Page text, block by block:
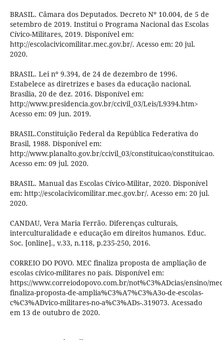
BRASIL. Câmara dos Deputados. Decreto Nº 10.004, de 5 de
setembro de 2019. Institui o Programa Nacional das Escolas
Cívico-Militares, 2019. Disponível em:
http://escolacivicomilitar.mec.gov.br/. Acesso em: 20 jul.
2020.
BRASIL. Lei nº 9.394, de 24 de dezembro de 1996.
Estabelece as diretrizes e bases da educação nacional.
Brasília, 20 de dez. 2016. Disponível em:
http://www.presidencia.gov.br/ccivil_03/Leis/L9394.htm>
Acesso em: 09 jun. 2019.
BRASIL.Constituição Federal da República Federativa do
Brasil, 1988. Disponível em:
http://www.planalto.gov.br/ccivil_03/constituicao/constituicao.
Acesso em: 09 jul. 2020.
BRASIL. Manual das Escolas Cívico-Militar, 2020. Disponível
em: http://escolacivicomilitar.mec.gov.br/. Acesso em: 20 jul.
2020.
CANDAU, Vera Maria Ferrão. Diferenças culturais,
interculturalidade e educação em direitos humanos. Educ.
Soc. [online]., v.33, n.118, p.235-250, 2016.
CORREIO DO POVO. MEC finaliza proposta de ampliação de
escolas cívico-militares no país. Disponível em:
https://www.correiodopovo.com.br/not%C3%ADcias/ensino/
finaliza-proposta-de-amplia%C3%A7%C3%A3o-de-escolas-
c%C3%ADvico-militares-no-a%C3%ADs-.319073. Acessado
em 13 de outubro de 2020.